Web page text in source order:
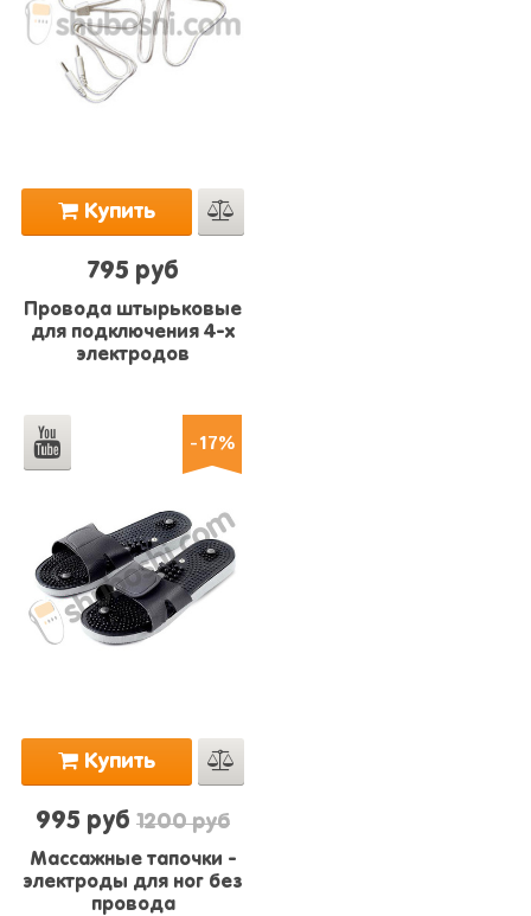
Купить
795 руб
Провода штырьковые
для подключения 4-х
электродов
-17%
Купить
995 руб 1200 руб
Массажные тапочки -
электроды для ног без
провода